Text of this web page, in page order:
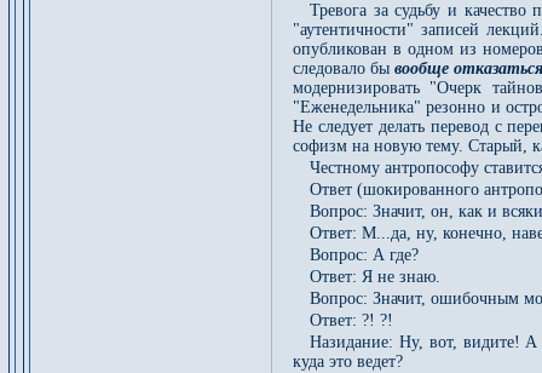
Тревога за судьбу и
"аутентичности" записей
опубликован в одном из
следовало бывообще
модернизировать "Очерк
"Еженедельника" резонно и
Не следует делать перевод с
софизм на новую тему. Старый,
Честному антропософу
Ответ (шокированного
Вопрос: Значит, он, как и
Ответ: М...да, ну, конечно,
Вопрос: А где?
Ответ: Я не знаю.
Вопрос: Значит, ошибочным
Ответ: ?! ?!
Назидание: Ну, вот, видите!
куда это ведет?